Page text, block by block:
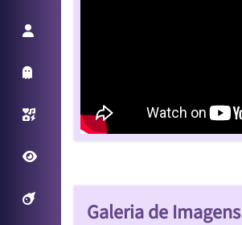
Photo/Video Booth
Filtros Interativos
Galeria de Imagens